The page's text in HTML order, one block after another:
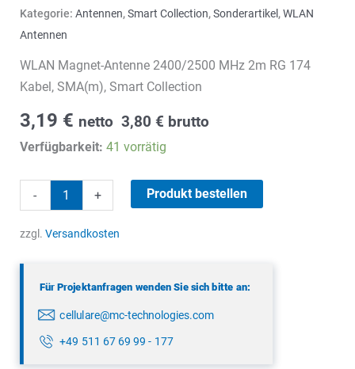
Kategorie: Antennen,Smart Collection,Sonderartikel ,WLAN
Antennen
WLAN Magnet-Antenne 2400/2500 MHz 2m RG 174
Kabel, SMA(m), Smart Collection
3,19 € netto 3,80 € brutto
Verfügbarkeit: 41 vorrätig
-
Magnet-
Antenne
+ Produkt bestellen
zzgl. Versandkosten
Für Projektanfragen wenden Sie sich bitte an:
cellulare@mc-technologies.com
+49 511 67 69 99 - 177